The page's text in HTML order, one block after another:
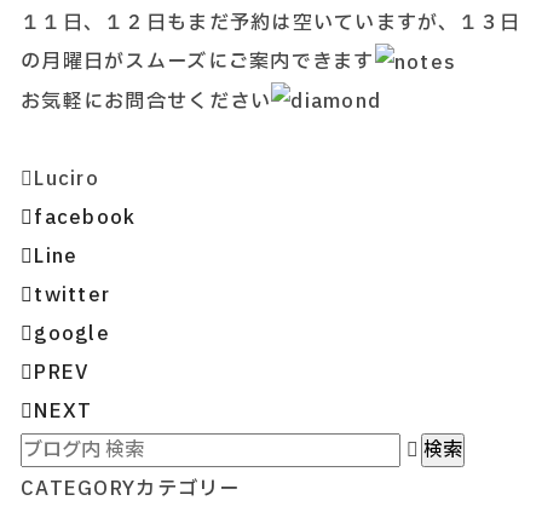
１１日、１２日もまだ予約は空いていますが、１３日
の月曜日がスムーズにご案内できます
お気軽にお問合せください
Luciro
facebook
Line
twitter
google
PREV
NEXT
CATEGORYカテゴリー